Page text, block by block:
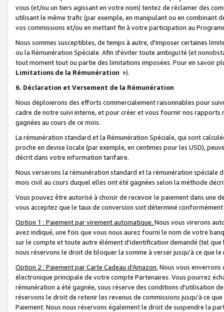
vous (et/ou un tiers agissant en votre nom) tentez de réclamer des
utilisant le même trafic (par exemple, en manipulant ou en combinant
vos commissions et/ou en mettant fin à votre participation au
Nous sommes susceptibles, de temps à autre, d'imposer certaines
ou la Rémunération Spéciale. Afin d'éviter toute ambiguïté (et
tout moment tout ou partie des limitations imposées. Pour en savoir
Limitations de la Rémunération »).
6. Déclaration et Versement de la Rémunération
Nous déploierons des efforts commercialement raisonnables pour
cadre de notre suivi interne, et pour créer et vous fournir nos
gagnées au cours de ce mois.
La rémunération standard et la Rémunération Spéciale, qui sont
proche en devise locale (par exemple, en centimes pour les USD),
décrit dans votre information tarifaire.
Nous verserons la rémunération standard et la rémunération spéciale
mois civil au cours duquel elles ont été gagnées selon la méthode
Vous pouvez être autorisé à choisir de recevoir le paiement dans une
vous acceptez que le taux de conversion soit déterminé
Option 1 : Paiement par virement automatique. Nous vous virerons
avez indiqué, une fois que vous nous aurez fourni le nom de votre
sur le compte et toute autre élément d'identification demandé (tel que
nous réservons le droit de bloquer la somme à verser jusqu'à ce que
Option 2 : Paiement par Carte Cadeau d’Amazon. Nous vous
électronique principale de votre compte Partenaires. Vous pourrez
rémunération a été gagnée, sous réserve des conditions d'utilisation
réservons le droit de retenir les revenus de commissions jusqu'à ce
Paiement. Nous nous réservons également le droit de suspendre la